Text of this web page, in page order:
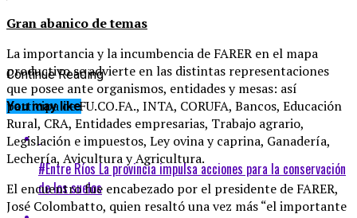
Gran abanico de temas
La importancia y la incumbencia de FARER en el mapa
productivo se advierte en las distintas representaciones
que posee ante organismos, entidades y mesas: así
participa de FU.CO.FA., INTA, CORUFA, Bancos, Educación
Rural, CRA, Entidades empresarias, Trabajo agrario,
Legislación e impuestos, Ley ovina y caprina, Ganadería,
Lechería, Avicultura y Agricultura.
El encuentro fue encabezado por el presidente de FARER,
José Colombatto, quien resaltó una vez más “el importante
Continue Reading
You may like
#Entre Ríos La provincia impulsa acciones para la conservación
de los suelos